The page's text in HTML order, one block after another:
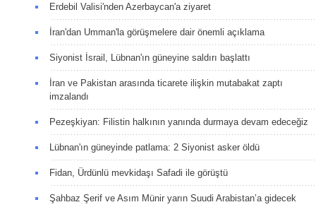
Erdebil Valisi'nden Azerbaycan'a ziyaret
İran'dan Umman'la görüşmelere dair önemli açıklama
Siyonist İsrail, Lübnan'ın güneyine saldırı başlattı
İran ve Pakistan arasında ticarete ilişkin mutabakat zaptı
imzalandı
Pezeşkiyan: Filistin halkının yanında durmaya devam edeceğiz
Lübnan'ın güneyinde patlama: 2 Siyonist asker öldü
Fidan, Ürdünlü mevkidaşı Safadi ile görüştü
Şahbaz Şerif ve Asım Münir yarın Suudi Arabistan’a gidecek